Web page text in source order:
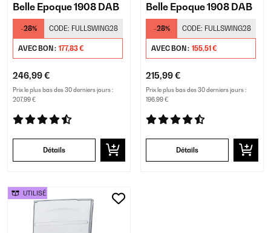
Belle Epoque 1908 DAB
-28% CODE: FULLSWING28
AVEC BON : 177,83 €
246,99 €
Prix le plus bas des 30 derniers jours :
207,99 €
Détails
Belle Epoque 1908 DAB
-28% CODE: FULLSWING28
AVEC BON : 155,51 €
215,99 €
Prix le plus bas des 30 derniers jours :
196,99 €
Détails
UTILISÉ